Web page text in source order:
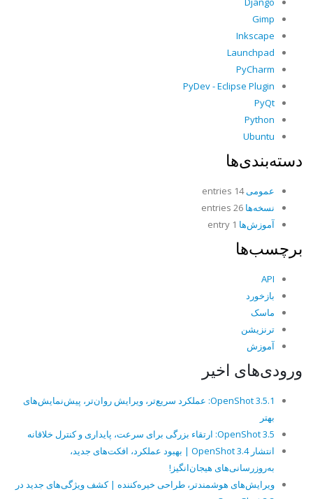
Gimp
Inkscape
Launchpad
PyCharm
PyDev - Eclipse Plugin
PyQt
Python
Ubuntu
دسته‌بندی‌ها
عمومی14 entries
نسخه‌ها
آموزش‌ها
برچسب‌ها
API
بازخورد
ماسک
ترنزیشن
آموزش
ورودی‌های اخیر
OpenShot 3.5.1: عملکرد سریع‌تر، ویرایش روان‌تر، پیش‌نمایش‌های
بهتر
OpenShot 3.5: ارتقاء بزرگی برای سرعت، پایداری و کنترل خلاقانه
انتشار OpenShot 3.4 | بهبود عملکرد، افکت‌های جدید،
به‌روزرسانی‌های هیجان‌انگیز!
ویرایش‌های هوشمندتر، طراحی خیره‌کننده | کشف ویژگی‌های جدید در